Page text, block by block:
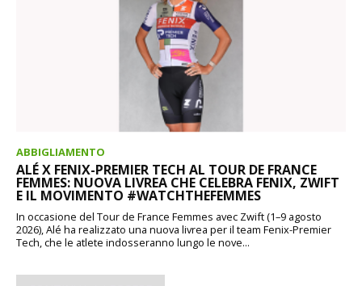
ABBIGLIAMENTO
ALÉ X FENIX-PREMIER TECH AL TOUR DE FRANCE
FEMMES: NUOVA LIVREA CHE CELEBRA FENIX, ZWIFT
E IL MOVIMENTO #WATCHTHEFEMMES
In occasione del Tour de France Femmes avec Zwift (1–9 agosto
2026), Alé ha realizzato una nuova livrea per il team Fenix-Premier
Tech, che le atlete indosseranno lungo le nove...